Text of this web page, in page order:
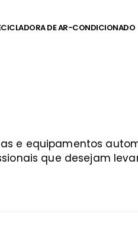
DE AR-CONDICIONADO
e equipamentos
que desejam